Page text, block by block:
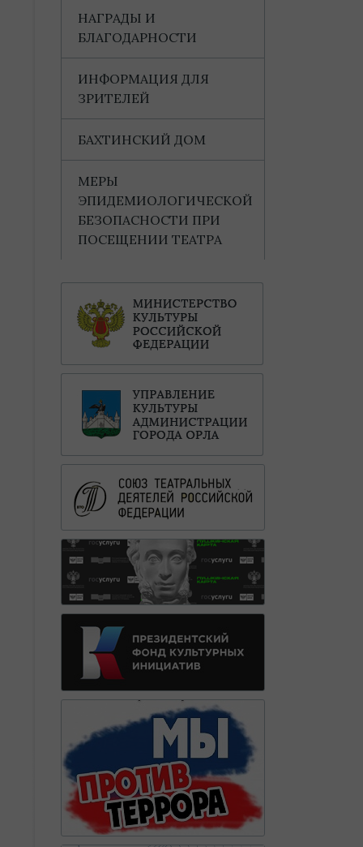
НАГРАДЫ И
БЛАГОДАРНОСТИ
ИНФОРМАЦИЯ ДЛЯ
ЗРИТЕЛЕЙ
БАХТИНСКИЙ ДОМ
МЕРЫ
ЭПИДЕМИОЛОГИЧЕСКОЙ
БЕЗОПАСНОСТИ ПРИ
ПОСЕЩЕНИИ ТЕАТРА